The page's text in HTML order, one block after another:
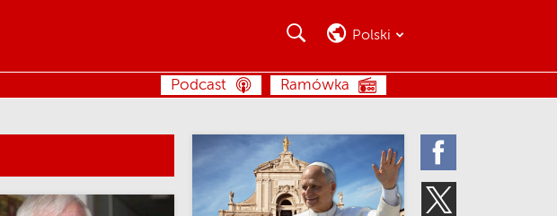
Twitter
SZUKAJ Polski
Ramówka
Podcast